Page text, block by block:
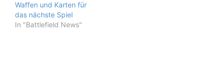
Waffen und Karten für
das nächste Spiel
In "Battlefield News"